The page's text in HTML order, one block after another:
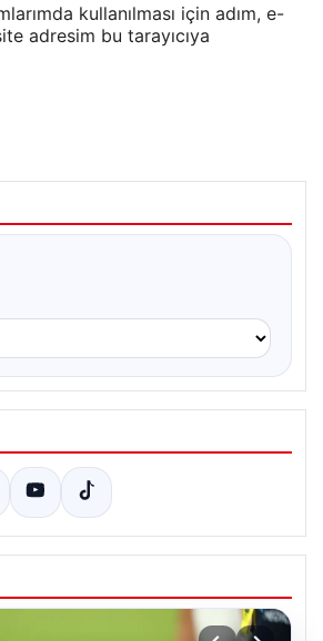
kullanılması için adım, e-
adresim bu tarayıcıya